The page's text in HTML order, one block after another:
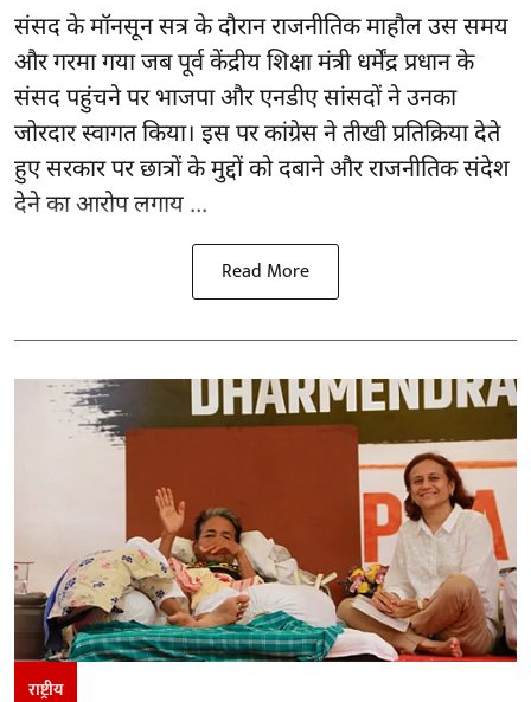
संसद के मॉनसून सत्र के दौरान राजनीतिक माहौल उस समय
और गरमा गया जब पूर्व केंद्रीय शिक्षा मंत्रीधर्मेंद्र प्रधानके
संसद पहुंचने पर भाजपा और एनडीए सांसदों ने उनका
जोरदार स्वागत किया। इस पर कांग्रेस ने तीखी प्रतिक्रिया देते
हुए सरकार पर छात्रों के मुद्दों को दबाने और राजनीतिक संदेश
देने का आरोप लगाय ...
Read More
राष्ट्रीय